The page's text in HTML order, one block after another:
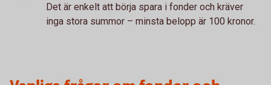
Det är enkelt att börja spara i fonder och kräver
inga stora summor – minsta belopp är 100 kronor.